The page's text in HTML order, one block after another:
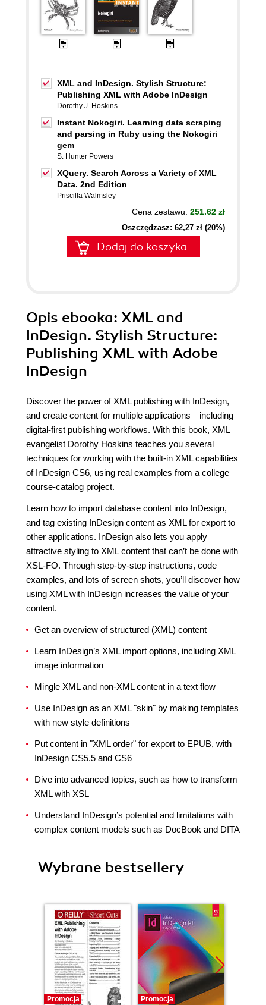
XML and InDesign. Stylish Structure:
Publishing XML with Adobe InDesign
Dorothy J. Hoskins
Instant Nokogiri. Learning data scraping
and parsing in Ruby using the Nokogiri
gem
S. Hunter Powers
XQuery. Search Across a Variety of XML
Data. 2nd Edition
Priscilla Walmsley
Cena zestawu: 251.62 zł
Oszczędzasz: 62,27 zł (20%)
Dodaj do koszyka
Opis ebooka: XML and
InDesign. Stylish Structure:
Publishing XML with Adobe
InDesign
Discover the power of XML publishing with InDesign,
and create content for multiple applications—including
digital-first publishing workflows. With this book, XML
evangelist Dorothy Hoskins teaches you several
techniques for working with the built-in XML capabilities
of InDesign CS6, using real examples from a college
course-catalog project.
Learn how to import database content into InDesign,
and tag existing InDesign content as XML for export to
other applications. InDesign also lets you apply
attractive styling to XML content that can’t be done with
XSL-FO. Through step-by-step instructions, code
examples, and lots of screen shots, you’ll discover how
using XML with InDesign increases the value of your
content.
Get an overview of structured (XML) content
Learn InDesign’s XML import options, including XML
image information
Mingle XML and non-XML content in a text flow
Use InDesign as an XML "skin" by making templates
with new style definitions
Put content in "XML order" for export to EPUB, with
InDesign CS5.5 and CS6
Dive into advanced topics, such as how to transform
XML with XSL
Understand InDesign’s potential and limitations with
complex content models such as DocBook and DITA
Wybrane bestsellery
Promocja Promocja